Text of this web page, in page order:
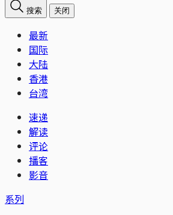
搜索 关闭
最新
国际
大陆
香港
台湾
速递
解读
评论
播客
影音
系列